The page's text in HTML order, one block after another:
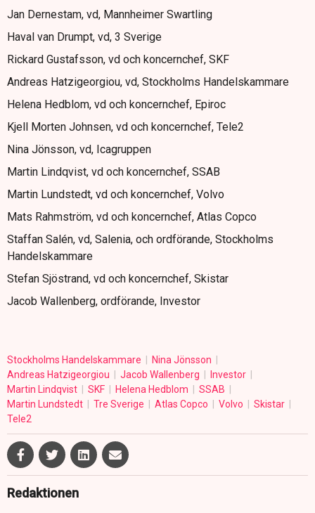
Jan Dernestam, vd, Mannheimer Swartling
Haval van Drumpt, vd, 3 Sverige
Rickard Gustafsson, vd och koncernchef, SKF
Andreas Hatzigeorgiou, vd, Stockholms Handelskammare
Helena Hedblom, vd och koncernchef, Epiroc
Kjell Morten Johnsen, vd och koncernchef, Tele2
Nina Jönsson, vd, Icagruppen
Martin Lindqvist, vd och koncernchef, SSAB
Martin Lundstedt, vd och koncernchef, Volvo
Mats Rahmström, vd och koncernchef, Atlas Copco
Staffan Salén, vd, Salenia, och ordförande, Stockholms
Handelskammare
Stefan Sjöstrand, vd och koncernchef, Skistar
Jacob Wallenberg, ordförande, Investor
Stockholms Handelskammare
Nina Jönsson
Andreas Hatzigeorgiou
Jacob Wallenberg
Investor
Martin Lindqvist
SKF Helena Hedblom
SSAB
Martin Lundstedt
Tre Sverige Atlas Copco Volvo
Skistar
Tele2
Redaktionen